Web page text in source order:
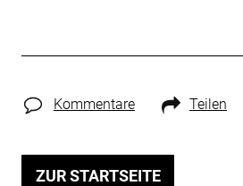
Kommentare Teilen
ZUR STARTSEITE